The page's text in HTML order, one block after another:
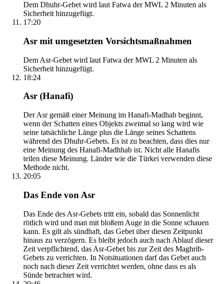
Dem Dhuhr-Gebet wird laut Fatwa der MWL 2 Minuten als
Sicherheit hinzugefügt.
17:20
Asr mit umgesetzten Vorsichtsmaßnahmen
Dem Asr-Gebet wird laut Fatwa der MWL 2 Minuten als
Sicherheit hinzugefügt.
18:24
Asr (Hanafi)
Der Asr gemäß einer Meinung im Hanafi-Madhab beginnt,
wenn der Schatten eines Objekts zweimal so lang wird wie
seine tatsächliche Länge plus die Länge seines Schattens
während des Dhuhr-Gebets. Es ist zu beachten, dass dies nur
eine Meinung des Hanafi-Madhhab ist. Nicht alle Hanafis
teilen diese Meinung. Länder wie die Türkei verwenden diese
Methode nicht.
20:05
Das Ende von Asr
Das Ende des Asr-Gebets tritt ein, sobald das Sonnenlicht
rötlich wird und man mit bloßem Auge in die Sonne schauen
kann. Es gilt als sündhaft, das Gebet über diesen Zeitpunkt
hinaus zu verzögern. Es bleibt jedoch auch nach Ablauf dieser
Zeit verpflichtend, das Asr-Gebet bis zur Zeit des Maghrib-
Gebets zu verrichten. In Notsituationen darf das Gebet auch
noch nach dieser Zeit verrichtet werden, ohne dass es als
Sünde betrachtet wird.